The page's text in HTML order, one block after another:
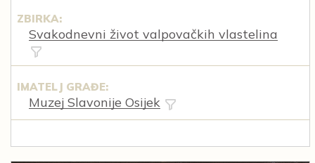
ZBIRKA:
Svakodnevni život valpovačkih vlastelina
IMATELJ GRAĐE:
Muzej Slavonije Osijek